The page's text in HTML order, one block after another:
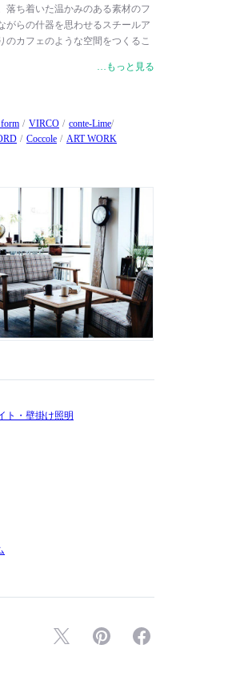
落ち着いた温かみのある素材のフ
がらの什器を思わせるスチールア
のカフェのような空間をつくるこ
…もっと見る
VIRCO
conte-Lime
Coccole
ART WORK
ト・壁掛け照明